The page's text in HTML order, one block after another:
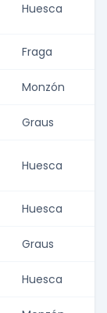
Huesca
Fraga
Monzón
Graus
Huesca
Huesca
Graus
Huesca